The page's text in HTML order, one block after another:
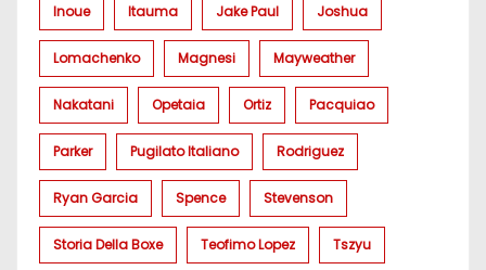
Inoue Itauma Jake Paul Joshua
Lomachenko Magnesi Mayweather
Nakatani Opetaia Ortiz Pacquiao
Parker Pugilato Italiano Rodriguez
Ryan Garcia Spence Stevenson
Storia Della Boxe Teofimo Lopez Tszyu